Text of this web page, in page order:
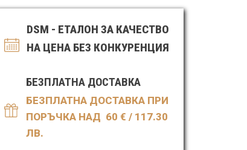
крака
витамин
B5
DSM - ЕТАЛОН ЗА КАЧЕСТВО
НА ЦЕНА БЕЗ КОНКУРЕНЦИЯ
БЕЗПЛАТНА ДОСТАВКА
БЕЗПЛАТНА ДОСТАВКА ПРИ
ПОРЪЧКА НАД 60 € / 117.30
ЛВ.